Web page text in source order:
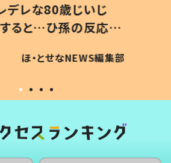
亡くなった息子 約
時の妻の日記に書い
とは
ほ・とせなNEWS編集部